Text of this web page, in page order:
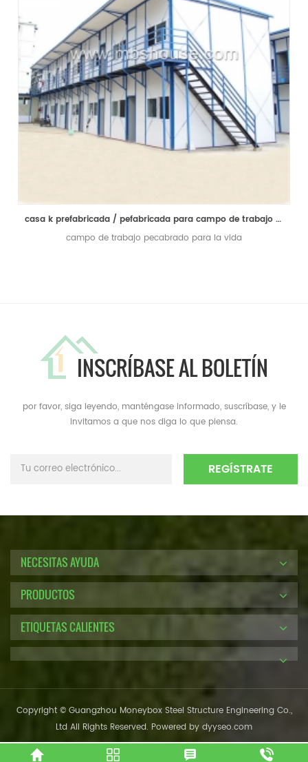
casa k prefabricada / pefabricada para campo de trabajo y oficina y sala de estar
campo de trabajo pecabrado para la vida
INSCRÍBASE AL BOLETÍN
por favor, siga leyendo, manténgase informado, suscríbase, y le
invitamos a que nos diga lo que piensa.
NECESITAS AYUDA
PRODUCTOS
ETIQUETAS CALIENTES
Copyright © Guangzhou Moneybox Steel Structure Engineering Co.,
Ltd All Rights Reserved. Powered by dyyseo.com